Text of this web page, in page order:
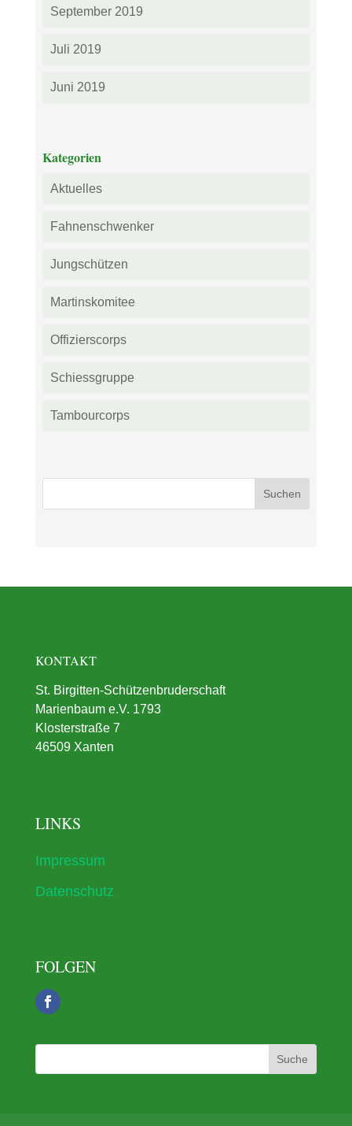
September 2019
Juli 2019
Juni 2019
Kategorien
Aktuelles
Fahnenschwenker
Jungschützen
Martinskomitee
Offizierscorps
Schiessgruppe
Tambourcorps
KONTAKT
St. Birgitten-Schützenbruderschaft
Marienbaum e.V. 1793
Klosterstraße 7
46509 Xanten
LINKS
Impressum
Datenschutz
FOLGEN